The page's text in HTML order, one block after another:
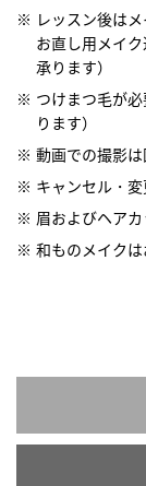
レッスン後は
お直し用メイ
承ります）
つけまつ毛が
ります）
動画での撮影
キャンセル・
眉およびヘア
和ものメイク